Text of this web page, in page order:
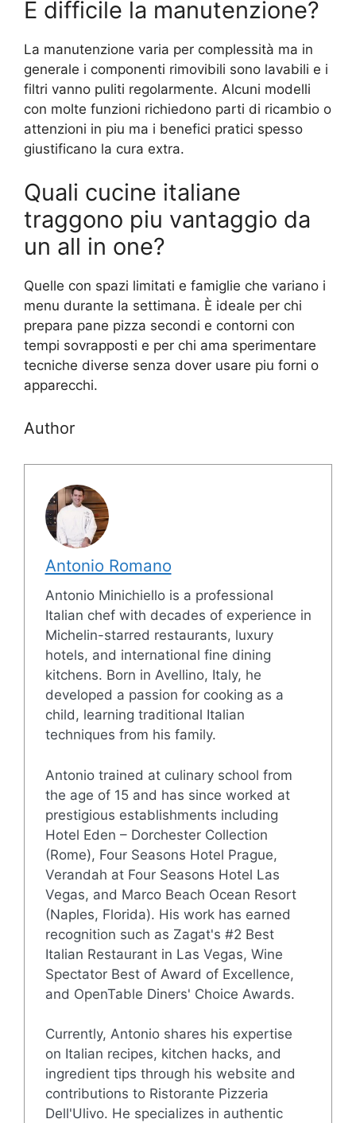
È difficile la manutenzione?
La manutenzione varia per complessità ma in
generale i componenti rimovibili sono lavabili e i
filtri vanno puliti regolarmente. Alcuni modelli
con molte funzioni richiedono parti di ricambio o
attenzioni in piu ma i benefici pratici spesso
giustificano la cura extra.
Quali cucine italiane
traggono piu vantaggio da
un all in one?
Quelle con spazi limitati e famiglie che variano i
menu durante la settimana. È ideale per chi
prepara pane pizza secondi e contorni con
tempi sovrapposti e per chi ama sperimentare
tecniche diverse senza dover usare piu forni o
apparecchi.
Author
Antonio Romano
Antonio Minichiello is a professional
Italian chef with decades of experience in
Michelin-starred restaurants, luxury
hotels, and international fine dining
kitchens. Born in Avellino, Italy, he
developed a passion for cooking as a
child, learning traditional Italian
techniques from his family.
Antonio trained at culinary school from
the age of 15 and has since worked at
prestigious establishments including
Hotel Eden – Dorchester Collection
(Rome), Four Seasons Hotel Prague,
Verandah at Four Seasons Hotel Las
Vegas, and Marco Beach Ocean Resort
(Naples, Florida). His work has earned
recognition such as Zagat's #2 Best
Italian Restaurant in Las Vegas, Wine
Spectator Best of Award of Excellence,
and OpenTable Diners' Choice Awards.
Currently, Antonio shares his expertise
on Italian recipes, kitchen hacks, and
ingredient tips through his website and
contributions to Ristorante Pizzeria
Dell'Ulivo. He specializes in authentic